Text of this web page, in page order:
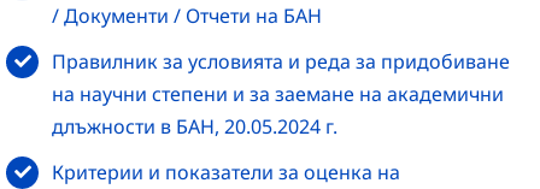
/ Документи / Отчети на БАН
Правилник за условията и реда за придобиване
на научни степени и за заемане на академични
длъжности в БАН, 20.05.2024 г.
Критерии и показатели за оценка на